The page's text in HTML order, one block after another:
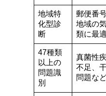
地域特
化型診
断
郵便番
地域の
類に最
47種類
以上の
問題識
別
真菌性
不足、
問題な